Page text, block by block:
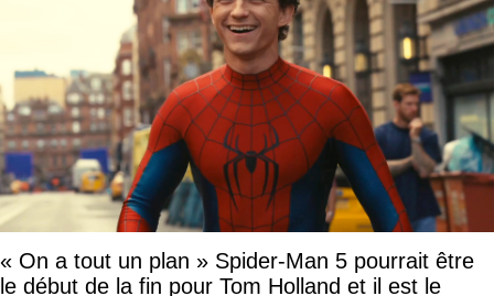
« On a tout un plan » Spider-Man 5 pourrait être
le début de la fin pour Tom Holland et il est le